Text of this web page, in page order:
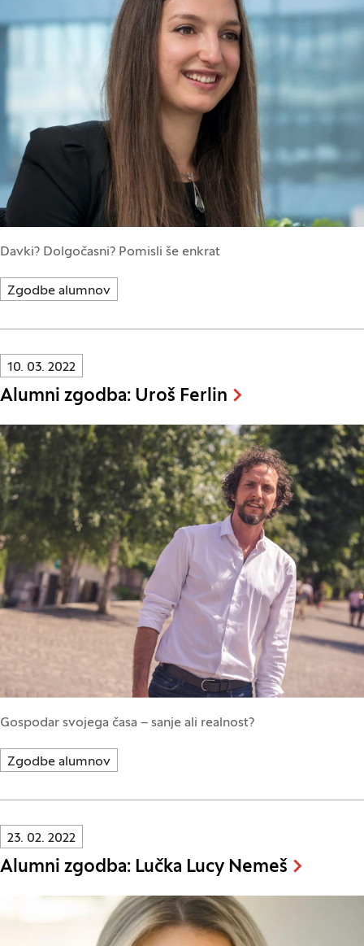
Davki? Dolgočasni? Pomisli še enkrat
Zgodbe alumnov
Innovatif\Page\NewsListPage.DATE_A11Y:
10. 03. 2022
Alumni zgodba: Uroš Ferlin
Gospodar svojega časa – sanje ali realnost?
Zgodbe alumnov
Innovatif\Page\NewsListPage.DATE_A11Y:
23. 02. 2022
Alumni zgodba: Lučka Lucy Nemeš